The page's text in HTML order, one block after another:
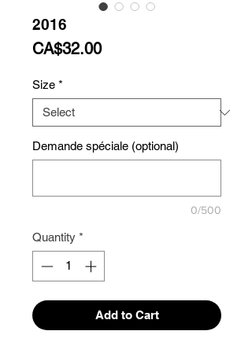
2016
CA$32.00Price
Size *
Demande spéciale (optional)
0/500
Quantity *
Add to Cart